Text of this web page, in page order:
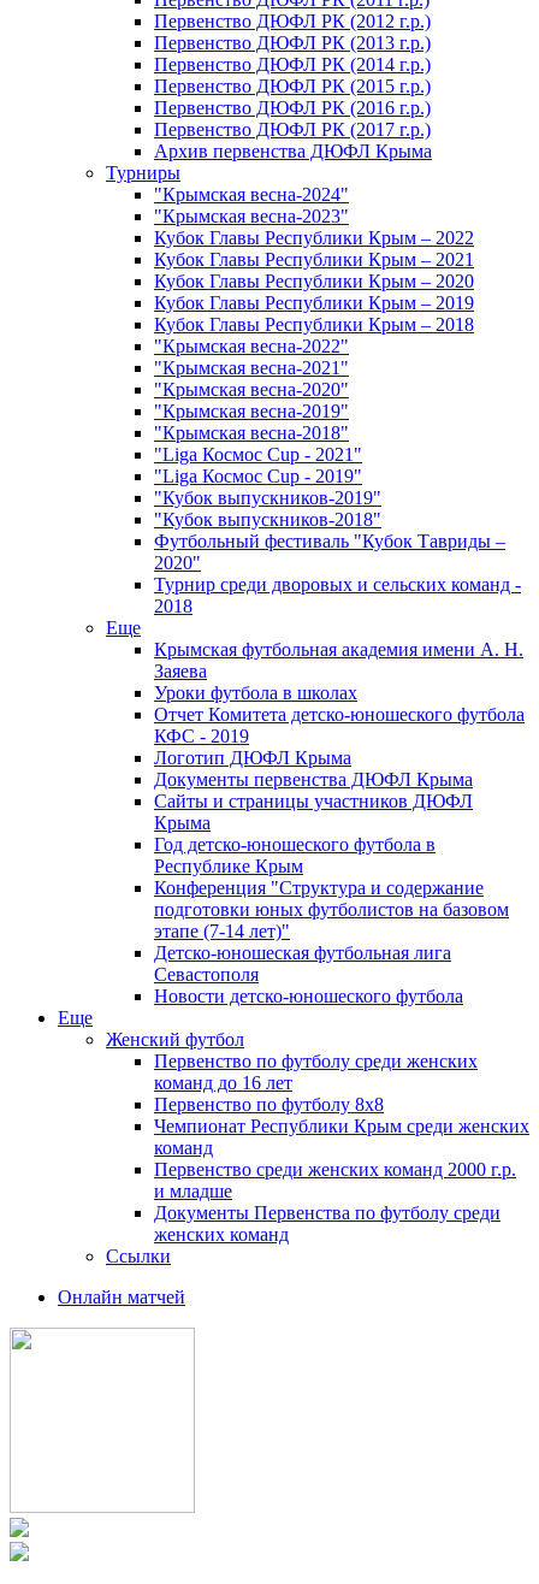
Первенство ДЮФЛ РК (2012 г.р.)
Первенство ДЮФЛ РК (2013 г.р.)
Первенство ДЮФЛ РК (2014 г.р.)
Первенство ДЮФЛ РК (2015 г.р.)
Первенство ДЮФЛ РК (2016 г.р.)
Первенство ДЮФЛ РК (2017 г.р.)
Архив первенства ДЮФЛ Крыма
Турниры
"Крымская весна-2024"
"Крымская весна-2023"
Кубок Главы Республики Крым – 2022
Кубок Главы Республики Крым – 2021
Кубок Главы Республики Крым – 2020
Кубок Главы Республики Крым – 2019
Кубок Главы Республики Крым – 2018
"Крымская весна-2022"
"Крымская весна-2021"
"Крымская весна-2020"
"Крымская весна-2019"
"Крымская весна-2018"
"Liga Космос Cup - 2021"
"Liga Космос Cup - 2019"
"Кубок выпускников-2019"
"Кубок выпускников-2018"
Футбольный фестиваль "Кубок Тавриды –
2020"
Турнир среди дворовых и сельских команд -
2018
Еще
Крымская футбольная академия имени А. Н.
Заяева
Уроки футбола в школах
Отчет Комитета детско-юношеского футбола
КФС - 2019
Логотип ДЮФЛ Крыма
Документы первенства ДЮФЛ Крыма
Сайты и страницы участников ДЮФЛ
Крыма
Год детско-юношеского футбола в
Республике Крым
Конференция "Структура и содержание
подготовки юных футболистов на базовом
этапе (7-14 лет)"
Детско-юношеская футбольная лига
Севастополя
Новости детско-юношеского футбола
Еще
Женский футбол
Первенство по футболу среди женских
команд до 16 лет
Первенство по футболу 8х8
Чемпионат Республики Крым среди женских
команд
Первенство среди женских команд 2000 г.р.
и младше
Документы Первенства по футболу среди
женских команд
Ссылки
Онлайн матчей